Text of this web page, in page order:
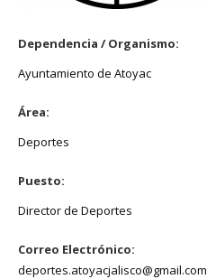
Dependencia / Organismo:
Ayuntamiento de Atoyac
Área:
Deportes
Puesto:
Director de Deportes
Correo Electrónico:
deportes.atoyacjalisco@gmail.com